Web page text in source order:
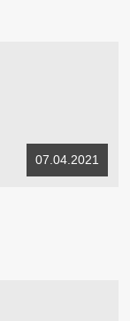
07.04.2021